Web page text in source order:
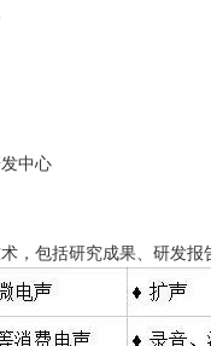
中心
，包括研究成果、研发